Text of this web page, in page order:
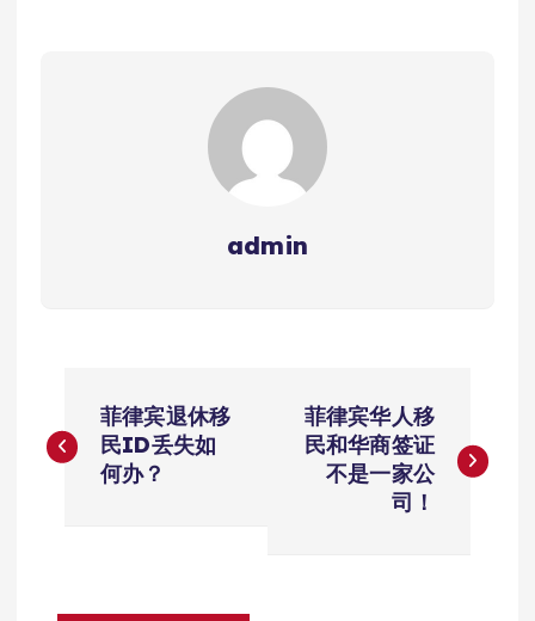
admin
章
菲律宾退休移
民ID丢失如
何办？
菲律宾华人移
民和华商签证
不是一家公
司！